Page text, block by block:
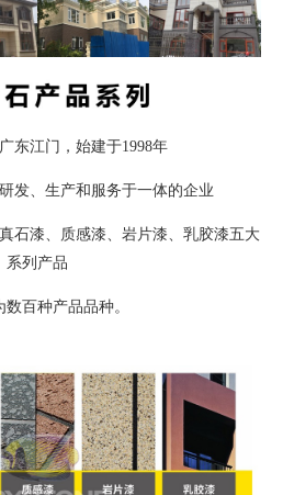
东江门，始建于1998年
发、生产和服务于一体的企业
石漆、质感漆、岩片漆、乳胶漆五大
系列产品
数百种产品品种。